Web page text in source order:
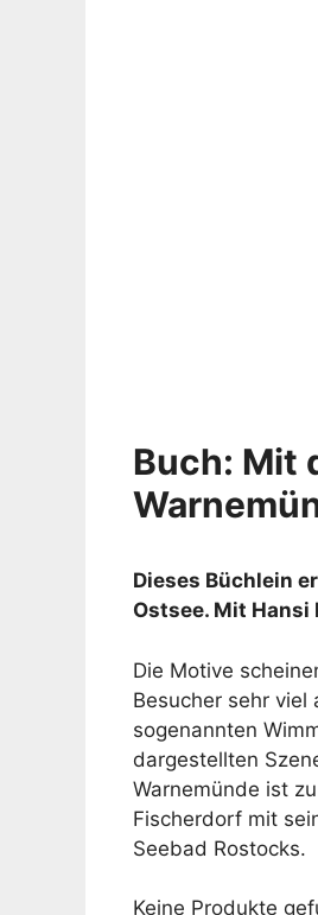
Buch: Mit
Dieses Büchlein
Ostsee. Mit
Die Motive
Besucher sehr
sogenannten
dargestellten
Warnemünde ist
Fischerdorf mit
Seebad Rostocks.
Keine Produkte